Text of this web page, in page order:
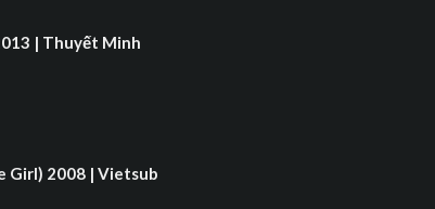
| Thuyết Minh
Girl) 2008 | Vietsub